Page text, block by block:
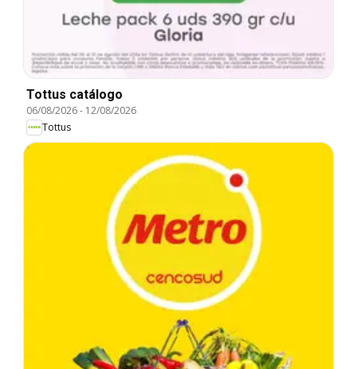
Tottus catálogo
06/08/2026- 12/08/2026
Tottus